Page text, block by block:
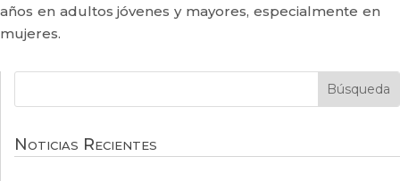
años en adultos jóvenes y mayores, especialmente en
mujeres.
Noticias Recientes